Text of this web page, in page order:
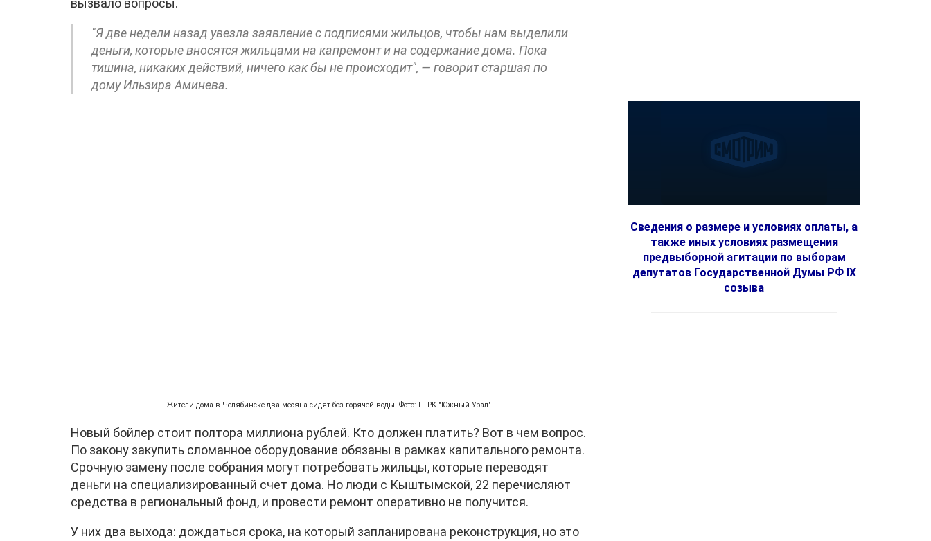
вызвало вопросы.
"Я две недели назад увезла заявление с подписями жильцов, чтобы нам выделили
деньги, которые вносятся жильцами на капремонт и на содержание дома. Пока
тишина, никаких действий, ничего как бы не происходит", — говорит старшая по
дому Ильзира Аминева.
Жители дома в Челябинске два месяца сидят без горячей воды. Фото: ГТРК "Южный Урал"
Новый бойлер стоит полтора миллиона рублей. Кто должен платить? Вот в чем вопрос.
По закону закупить сломанное оборудование обязаны в рамках капитального ремонта.
Срочную замену после собрания могут потребовать жильцы, которые переводят
деньги на специализированный счет дома. Но люди с Кыштымской, 22 перечисляют
средства в региональный фонд, и провести ремонт оперативно не получится.
У них два выхода: дождаться срока, на который запланирована реконструкция, но это
Сведения о размере и условиях оплаты, а
также иных условиях размещения
предвыборной агитации по выборам
депутатов Государственной Думы РФ IX
созыва